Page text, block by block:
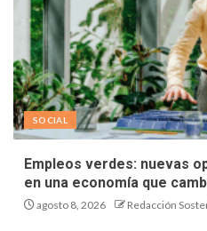
SOCIAL
Empleos verdes: nuevas
en una economía que
agosto 8, 2026 Redacción